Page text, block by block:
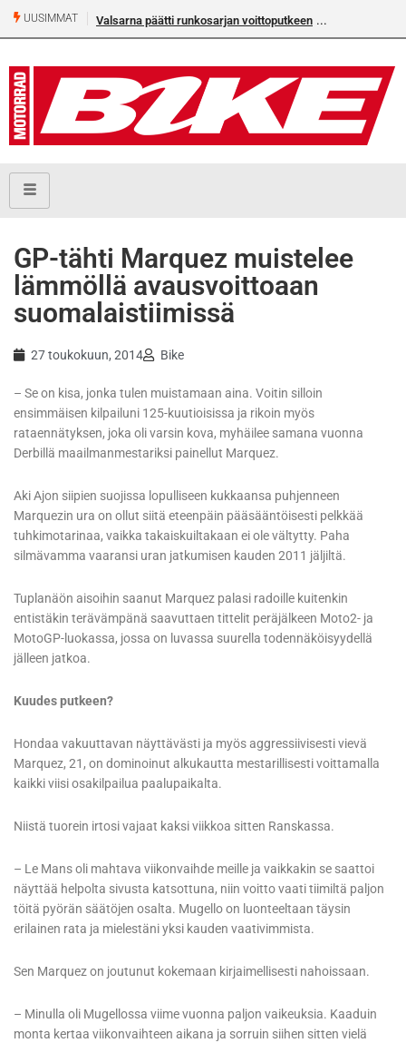
UUSIMMAT Valsarna päätti runkosarjan voittoputkeen
GP-tähti Marquez muistelee
lämmöllä avausvoittoaan
suomalaistiimissä
27 toukokuun, 2014 Bike
– Se on kisa, jonka tulen muistamaan aina. Voitin silloin
ensimmäisen kilpailuni 125-kuutioisissa ja rikoin myös
rataennätyksen, joka oli varsin kova, myhäilee samana vuonna
Derbillä maailmanmestariksi painellut Marquez.
Aki Ajon siipien suojissa lopulliseen kukkaansa puhjenneen
Marquezin ura on ollut siitä eteenpäin pääsääntöisesti pelkkää
tuhkimotarinaa, vaikka takaiskuiltakaan ei ole vältytty. Paha
silmävamma vaaransi uran jatkumisen kauden 2011 jäljiltä.
Tuplanäön aisoihin saanut Marquez palasi radoille kuitenkin
entistäkin terävämpänä saavuttaen tittelit peräjälkeen Moto2- ja
MotoGP-luokassa, jossa on luvassa suurella todennäköisyydellä
jälleen jatkoa.
Kuudes putkeen?
Hondaa vakuuttavan näyttävästi ja myös aggressiivisesti vievä
Marquez, 21, on dominoinut alkukautta mestarillisesti voittamalla
kaikki viisi osakilpailua paalupaikalta.
Niistä tuorein irtosi vajaat kaksi viikkoa sitten Ranskassa.
– Le Mans oli mahtava viikonvaihde meille ja vaikkakin se saattoi
näyttää helpolta sivusta katsottuna, niin voitto vaati tiimiltä paljon
töitä pyörän säätöjen osalta. Mugello on luonteeltaan täysin
erilainen rata ja mielestäni yksi kauden vaativimmista.
Sen Marquez on joutunut kokemaan kirjaimellisesti nahoissaan.
– Minulla oli Mugellossa viime vuonna paljon vaikeuksia. Kaaduin
monta kertaa viikonvaihteen aikana ja sorruin siihen sitten vielä